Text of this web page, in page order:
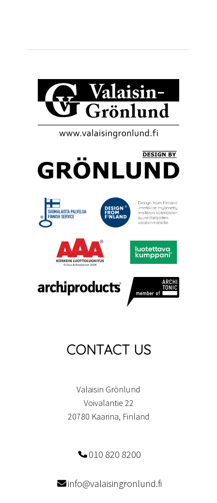
CONTACT US
Valaisin Grönlund
Voivalantie 22
20780 Kaarina, Finland
010 820 8200
info@valaisingronlund.fi